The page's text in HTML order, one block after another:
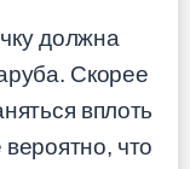
должна
Скорее
вплоть
что